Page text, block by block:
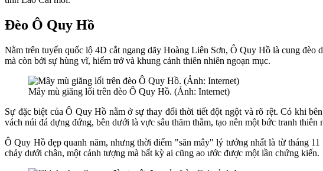
Đèo Ô Quy Hồ
Nằm trên tuyến quốc lộ 4D cắt ngang dãy Hoàng Liên Sơn, Ô Quy Hồ là cung
mà còn bởi sự hùng vĩ, hiểm trở và khung cảnh thiên nhiên ngoạn mục.
Mây mù giăng lối trên đèo Ô Quy Hồ. (Ảnh: Internet)
Sự đặc biệt của Ô Quy Hồ nằm ở sự thay đổi thời tiết đột ngột và rõ rệt. Có khi
vách núi đá dựng đứng, bên dưới là vực sâu thăm thẳm, tạo nên một bức tranh thiên
Ô Quy Hồ đẹp quanh năm, nhưng thời điểm "săn mây" lý tưởng nhất là từ tháng
chảy dưới chân, một cảnh tượng mà bất kỳ ai cũng ao ước được một lần chứng kiến.